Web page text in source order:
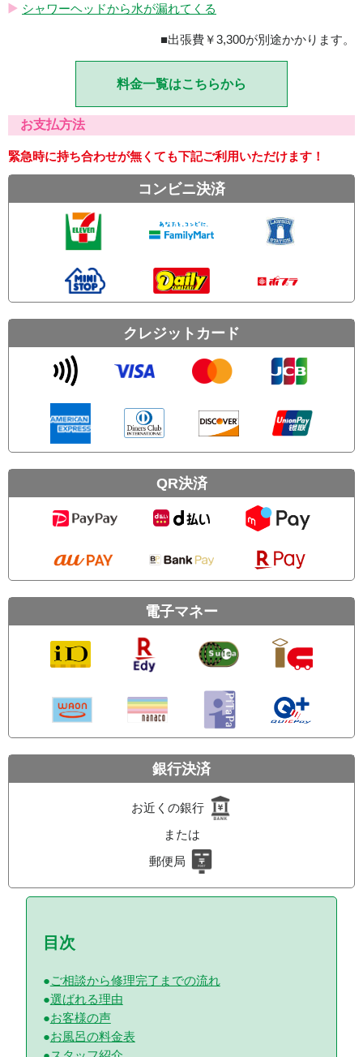
シャワーヘッドから水が漏れてくる
■出張費￥3,300が別途かかります。
料金一覧はこちらから
お支払方法
緊急時に持ち合わせが無くても下記ご利用いただけます！
コンビニ決済
クレジットカード
QR決済
電子マネー
銀行決済
お近くの銀行
または
郵便局
目次
ご相談から修理完了までの流れ
選ばれる理由
お客様の声
お風呂の料金表